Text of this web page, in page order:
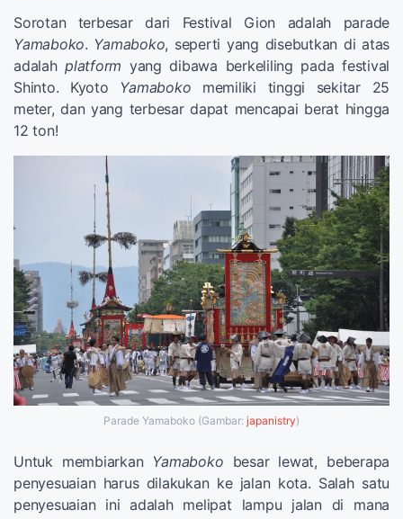
Sorotan terbesar dari Festival Gion adalah parade
Yamaboko. Yamaboko, seperti yang disebutkan di atas
adalahplatform yang dibawa berkeliling pada festival
Shinto. Kyoto Yamaboko memiliki tinggi sekitar 25
meter, dan yang terbesar dapat mencapai berat hingga
12 ton!
Parade Yamaboko (Gambar: japanistry)
Untuk membiarkan Yamaboko besar lewat, beberapa
penyesuaian harus dilakukan ke jalan kota. Salah satu
penyesuaian ini adalah melipat lampu jalan di mana